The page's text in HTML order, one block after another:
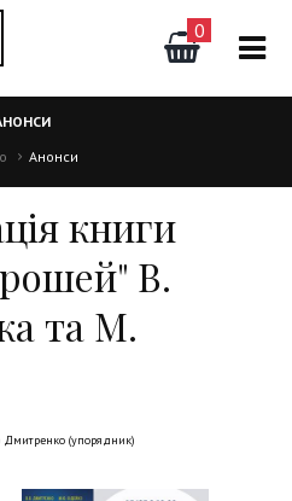
0
Анонси
книги
В.
та М.
(упорядник)